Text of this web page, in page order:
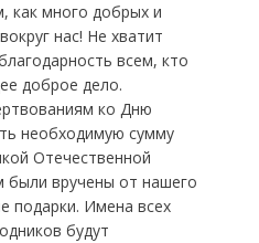
как много добрых и
нас! Не хватит
всем, кто
доброе дело.
ко Дню
необходимую сумму
Отечественной
были вручены от нашего
подарки. Имена всех
будут